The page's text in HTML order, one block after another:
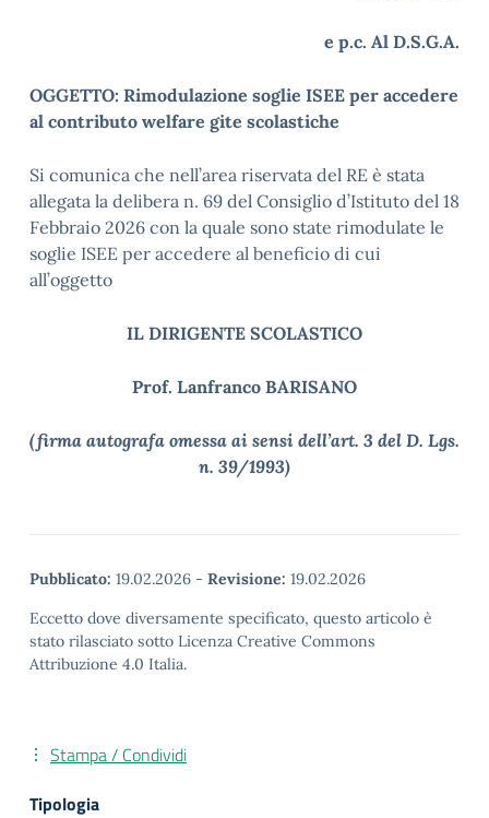
e p.c. Al D.S.G.A.
OGGETTO: Rimodulazione soglie ISEE per accedere
al contributo welfare gite scolastiche
Si comunica che nell’area riservata del RE è stata
allegata la delibera n. 69 del Consiglio d’Istituto del 18
Febbraio 2026 con la quale sono state rimodulate le
soglie ISEE per accedere al beneficio di cui
all’oggetto
IL DIRIGENTE SCOLASTICO
Prof. Lanfranco BARISANO
(firma autografa omessa ai sensi dell’art. 3 del D. Lgs.
n. 39/1993)
Pubblicato: 19.02.2026 - Revisione: 19.02.2026
Eccetto dove diversamente specificato, questo articolo è
stato rilasciato sotto Licenza Creative Commons
Attribuzione 4.0 Italia.
Stampa / Condividi
Tipologia